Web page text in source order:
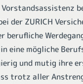
der ZURICH
berufliche
eine mögliche
und mutig ihre
trotz aller